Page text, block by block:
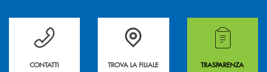
Per ogni necessità compila il form e noi ti richiamiamo
CONTATTI
La&nbsp; Filiale &nbsp;vicina a te. &nbsp;
TROVA LA FILIALE
Hai bisogno di
TRASPARENZA